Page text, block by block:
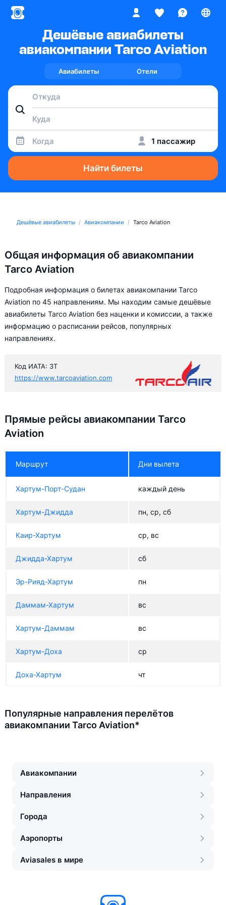
Дешёвые авиабилеты
авиакомпании Tarco Aviation
Авиабилеты Отели
Когда 1 пассажир
Найти билеты
Дешёвые авиабилеты Авиакомпании Tarco Aviation
Общая информация об авиакомпании
Tarco Aviation
Подробная информация о билетах авиакомпании Tarco
Aviation по 45 направлениям. Мы находим самые дешёвые
авиабилеты Tarco Aviation без наценки и комиссии, а также
информацию о расписании рейсов, популярных
направлениях.
Код ИАТА: 3T
https://www.tarcoaviation.com
Прямые рейсы авиакомпании Tarco
Aviation
Маршрут Дни вылета
Хартум-Порт-Судан каждый день
Хартум-Джидда пн, ср, сб
Каир-Хартум ср, вс
Джидда-Хартум сб
Эр-Рияд-Хартум пн
Даммам-Хартум вс
Хартум-Даммам вс
Хартум-Доха ср
Доха-Хартум чт
Популярные направления перелётов
авиакомпании Tarco Aviation*
Авиакомпании
Направления
Города
Аэропорты
Aviasales в мире